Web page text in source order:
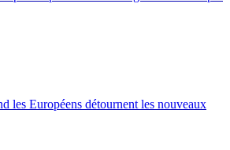
les Européens détournent les nouveaux